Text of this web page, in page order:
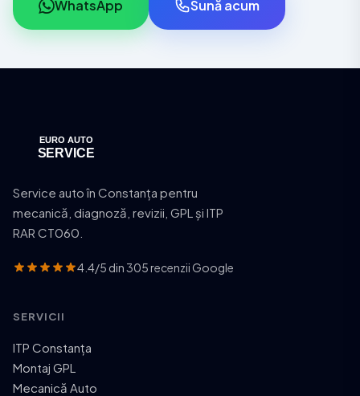
WhatsApp Sună acum
Service auto în Constanța pentru
mecanică, diagnoză, revizii, GPL și ITP
RAR CT060.
4.4/5 din 305 recenzii Google
SERVICII
ITP Constanța
Montaj GPL
Mecanică Auto